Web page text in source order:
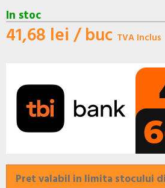
In stoc
41,68 lei / buc TVA Inclus
Pret valabil in limita stocului